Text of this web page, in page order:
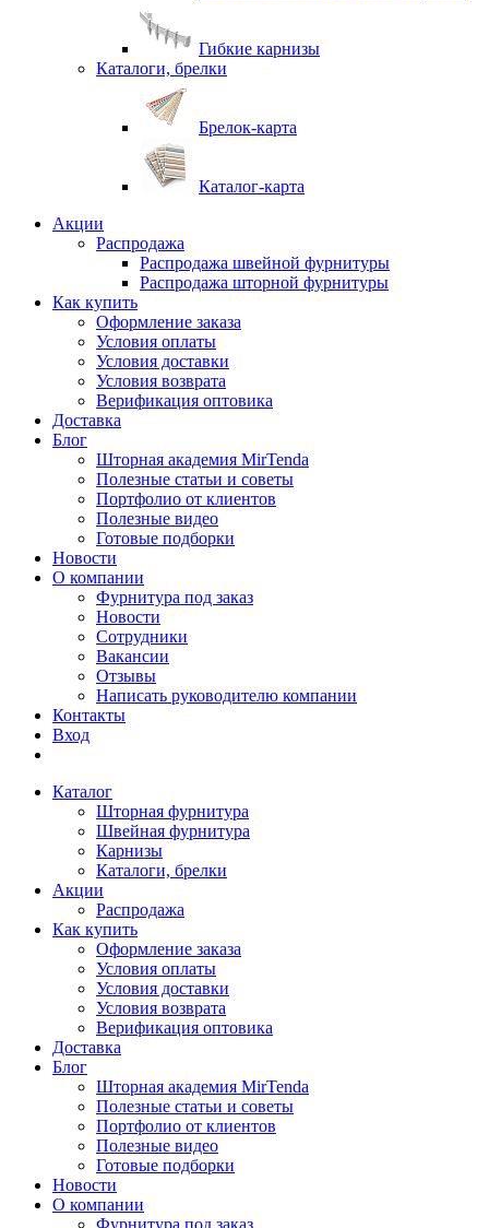
Гибкие карнизы
Каталоги, брелки
Брелок-карта
Каталог-карта
Акции
Распродажа
Распродажа швейной фурнитуры
Распродажа шторной фурнитуры
Как купить
Оформление заказа
Условия оплаты
Условия доставки
Условия возврата
Верификация оптовика
Доставка
Блог
Шторная академия MirTenda
Полезные статьи и советы
Портфолио от клиентов
Полезные видео
Готовые подборки
Новости
О компании
Фурнитура под заказ
Новости
Сотрудники
Вакансии
Отзывы
Написать руководителю компании
Контакты
Вход
Каталог
Шторная фурнитура
Швейная фурнитура
Карнизы
Каталоги, брелки
Акции
Распродажа
Как купить
Оформление заказа
Условия оплаты
Условия доставки
Условия возврата
Верификация оптовика
Доставка
Блог
Шторная академия MirTenda
Полезные статьи и советы
Портфолио от клиентов
Полезные видео
Готовые подборки
Новости
О компании
Фурнитура под заказ